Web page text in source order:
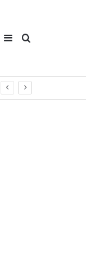
Sidebar
Traži